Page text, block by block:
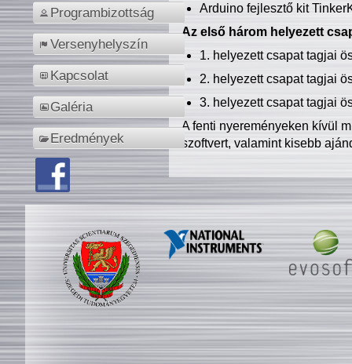
Programbizottság
Versenyhelyszín
Kapcsolat
Galéria
Eredmények
Arduino fejlesztő kit
Az első három helyezett
1. helyezett csapat tagjai
2. helyezett csapat tagjai
3. helyezett csapat tagjai
A fenti nyereményeken kívül
szoftvert, valamint kisebb